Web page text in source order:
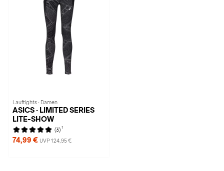
Lauftights · Damen
ASICS · LIMITED SERIES
LITE-SHOW
(3) 1
74,99 € UVP 124,95 €